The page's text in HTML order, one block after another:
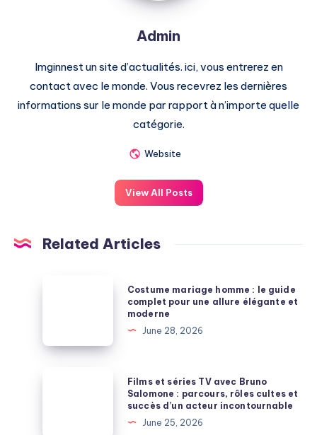
Admin
Imginnest un site d’actualités. ici, vous entrerez en
contact avec le monde. Vous recevrez les dernières
informations sur le monde par rapport à n’importe quelle
catégorie.
Website
View All Posts
Related Articles
Costume mariage homme : le guide
complet pour une allure élégante et
moderne
June 28, 2026
Films et séries TV avec Bruno
Salomone : parcours, rôles cultes et
succès d’un acteur incontournable
June 25, 2026